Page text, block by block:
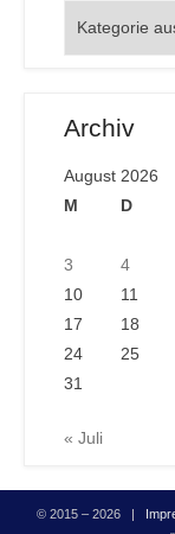
Archiv
August 2026
M
D
3
4
10
11
17
18
24
25
31
« Juli
© 2015 – 2026 |